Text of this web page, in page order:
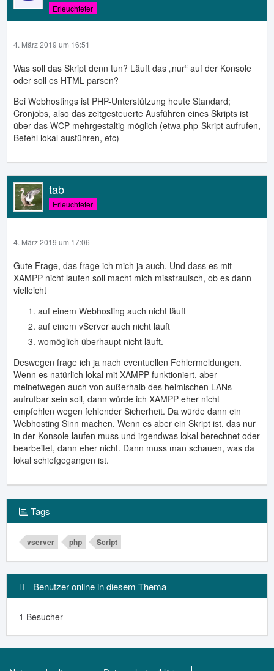
Erleuchteter
4. März 2019 um 16:51
Was soll das Skript denn tun? Läuft das „nur“ auf der Konsole
oder soll es HTML parsen?
Bei Webhostings ist PHP-Unterstützung heute Standard;
Cronjobs, also das zeitgesteuerte Ausführen eines Skripts ist
über das WCP mehrgestaltig möglich (etwa php-Skript aufrufen,
Befehl lokal ausführen, etc)
tab
Erleuchteter
4. März 2019 um 17:06
Gute Frage, das frage ich mich ja auch. Und dass es mit
XAMPP nicht laufen soll macht mich misstrauisch, ob es dann
vielleicht
auf einem Webhosting auch nicht läuft
auf einem vServer auch nicht läuft
womöglich überhaupt nicht läuft.
Deswegen frage ich ja nach eventuellen Fehlermeldungen.
Wenn es natürlich lokal mit XAMPP funktioniert, aber
meinetwegen auch von außerhalb des heimischen LANs
aufrufbar sein soll, dann würde ich XAMPP eher nicht
empfehlen wegen fehlender Sicherheit. Da würde dann ein
Webhosting Sinn machen. Wenn es aber ein Skript ist, das nur
in der Konsole laufen muss und irgendwas lokal berechnet oder
bearbeitet, dann eher nicht. Dann muss man schauen, was da
lokal schiefgegangen ist.
Tags
vserver php Script
Benutzer online in diesem Thema
1 Besucher